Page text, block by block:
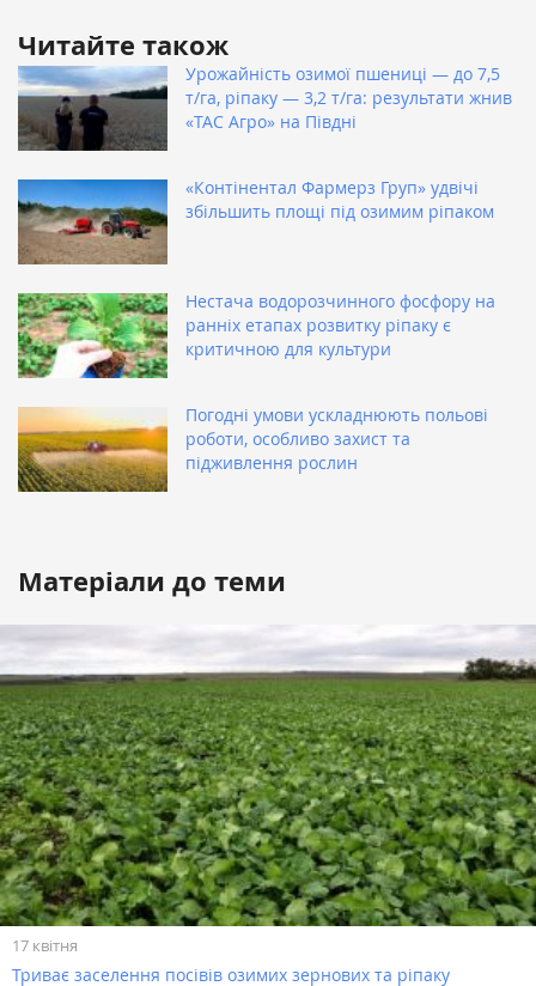
Читайте також
Урожайність озимої пшениці — до 7,5
т/га, ріпаку — 3,2 т/га: результати жнив
«ТАС Агро» на Півдні
«Контінентал Фармерз Груп» удвічі
збільшить площі під озимим ріпаком
Нестача водорозчинного фосфору на
ранніх етапах розвитку ріпаку є
критичною для культури
Погодні умови ускладнюють польові
роботи, особливо захист та
підживлення рослин
Матеріали до теми
17 квітня
Триває заселення посівів озимих зернових та ріпаку